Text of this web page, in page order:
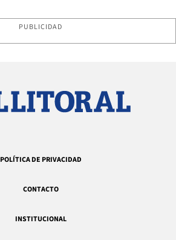
PUBLICIDAD
POLÍTICA DE PRIVACIDAD
CONTACTO
INSTITUCIONAL